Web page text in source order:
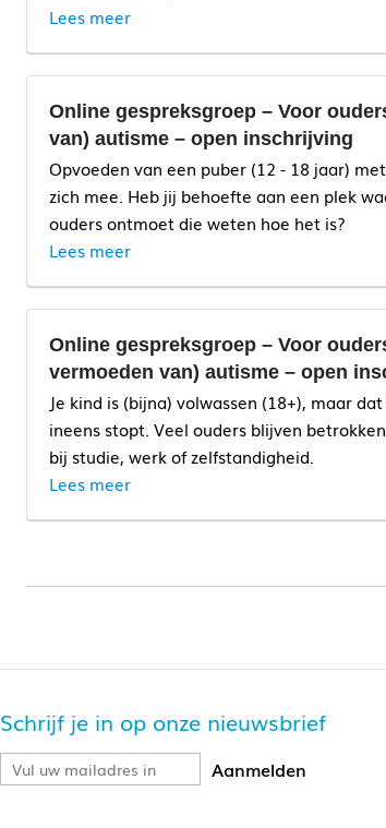
supportgroup.nva.online@autisme.nl
Lees meer
Online gespreksgroep – Voor
van) autisme – open inschrijving
Opvoeden van een puber (12 - 18 jaar)
zich mee. Heb jij behoefte aan een plek
ouders ontmoet die weten hoe het is?
Lees meer
Online gespreksgroep – Voor
vermoeden van) autisme – open
Je kind is (bijna) volwassen (18+), maar
ineens stopt. Veel ouders blijven
bij studie, werk of zelfstandigheid.
Lees meer
Schrijf je in op onze nieuwsbrief